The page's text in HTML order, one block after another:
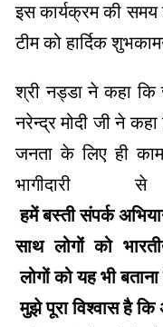
इस कार्यक्रम की समय
टीम को हार्दिक
श्री नड्डा ने कहा कि
नरेन्द्र मोदी जी ने
जनता के लिए ही
हमेंबस्ती संपर्क
साथलोगों को
लोगों को यह भी
मुझे पूरा विश्वास है